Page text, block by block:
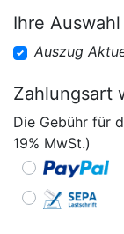
Ihre Auswahl
Auszug
Zahlungsart
Die Gebühr für
19% MwSt.)